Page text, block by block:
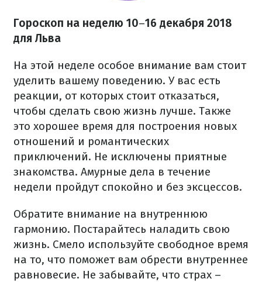
Гороскоп на неделю 10–16 декабря 2018
для Льва
На этой неделе особое внимание вам стоит
уделить вашему поведению. У вас есть
реакции, от которых стоит отказаться,
чтобы сделать свою жизнь лучше. Также
это хорошее время для построения новых
отношений и романтических
приключений. Не исключены приятные
знакомства. Амурные дела в течение
недели пройдут спокойно и без эксцессов.
Обратите внимание на внутреннюю
гармонию. Постарайтесь наладить свою
жизнь. Смело используйте свободное время
на то, что поможет вам обрести внутреннее
равновесие. Не забывайте, что страх –